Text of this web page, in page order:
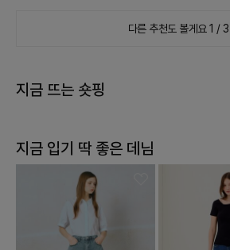
다른 추천도 볼게요 1 / 3
지금 뜨는 숏핑
지금 입기 딱 좋은 데님